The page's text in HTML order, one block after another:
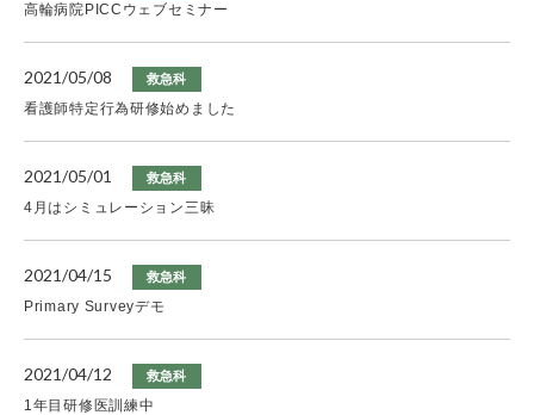
高輪病院PICCウェブセミナー
2021/05/08 救急科
看護師特定行為研修始めました
2021/05/01 救急科
4月はシミュレーション三昧
2021/04/15 救急科
Primary Surveyデモ
2021/04/12 救急科
1年目研修医訓練中